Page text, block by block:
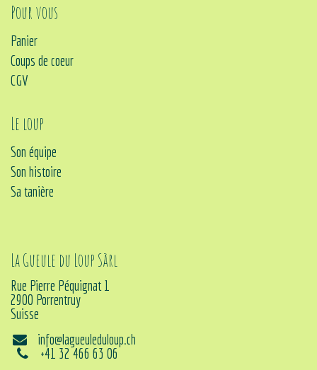
Pour vous
Panier
Coups de coeur
CGV
Le loup
Son équipe
Son histoire
Sa tanière
La Gueule du Loup Sàrl
Rue Pierre Péquignat 1
2900 Porrentruy
Suisse
info@lagueuleduloup.ch
+41 32 466 63 06